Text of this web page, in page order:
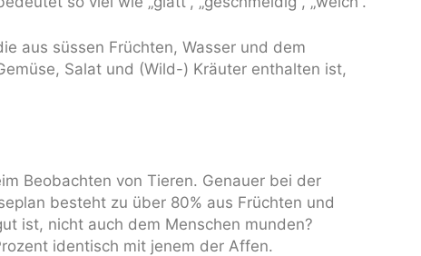
aus süssen Früchten, Wasser und dem
Salat und (Wild-) Kräuter enthalten ist,
Beobachten von Tieren. Genauer bei der
besteht zu über 80% aus Früchten und
ist, nicht auch dem Menschen munden?
identisch mit jenem der Affen.